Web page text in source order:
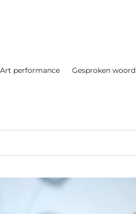
Art performance Gesproken woord